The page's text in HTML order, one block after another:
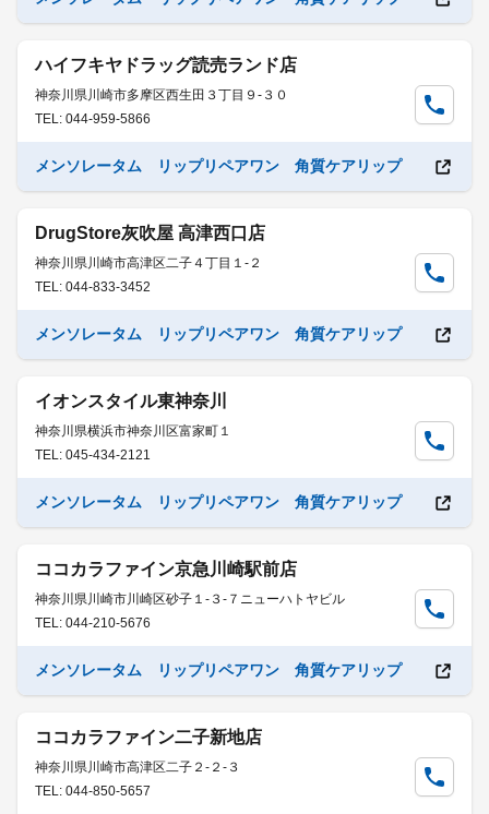
ハイフキヤドラッグ読売ランド店
神奈川県川崎市多摩区西生田３丁目９-３０
TEL: 044-959-5866
メンソレータム リップリペアワン 角質ケアリップ
DrugStore灰吹屋 高津西口店
神奈川県川崎市高津区二子４丁目１-２
TEL: 044-833-3452
メンソレータム リップリペアワン 角質ケアリップ
イオンスタイル東神奈川
神奈川県横浜市神奈川区富家町１
TEL: 045-434-2121
メンソレータム リップリペアワン 角質ケアリップ
ココカラファイン京急川崎駅前店
神奈川県川崎市川崎区砂子１-３-７ニューハトヤビル
TEL: 044-210-5676
メンソレータム リップリペアワン 角質ケアリップ
ココカラファイン二子新地店
神奈川県川崎市高津区二子２-２-３
TEL: 044-850-5657